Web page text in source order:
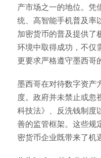
产市场之一的地位。凭
统、高智能手机普及率
加密货币的普及提供了
环境中取得成功，不仅
更要求严格遵守墨西哥
墨西哥在对待数字资产
度。政府并未禁止或忽
科技法》、反洗钱制度
善的监管框架。这些规
密货币企业既带来了机